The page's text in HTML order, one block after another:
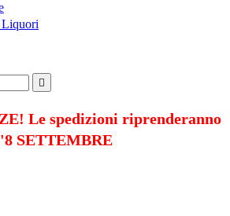

Le spedizioni riprenderanno
SETTEMBRE